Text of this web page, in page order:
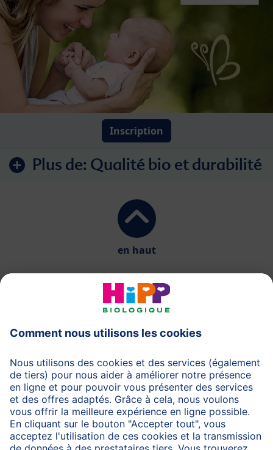
Inscription
Plus de: Qualité bio et durabilité
en haut
HiPP Grossesse
Protection des données
Protection d'utilisation
Mentions légales
A propos de HiPP
Contactez-nous